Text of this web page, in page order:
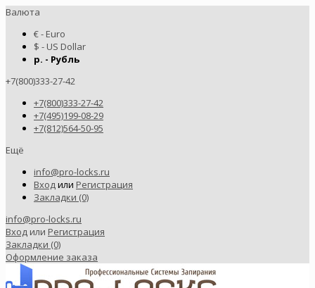
Валюта
€ - Euro
$ - US Dollar
р. - Рубль
+7(800)333-27-42
+7(800)333-27-42
+7(495)199-08-29
+7(812)564-50-95
Ещё
info@pro-locks.ru
Входили Регистрация
Закладки (0)
info@pro-locks.ru
Вход или Регистрация
Закладки (0)
Оформление заказа